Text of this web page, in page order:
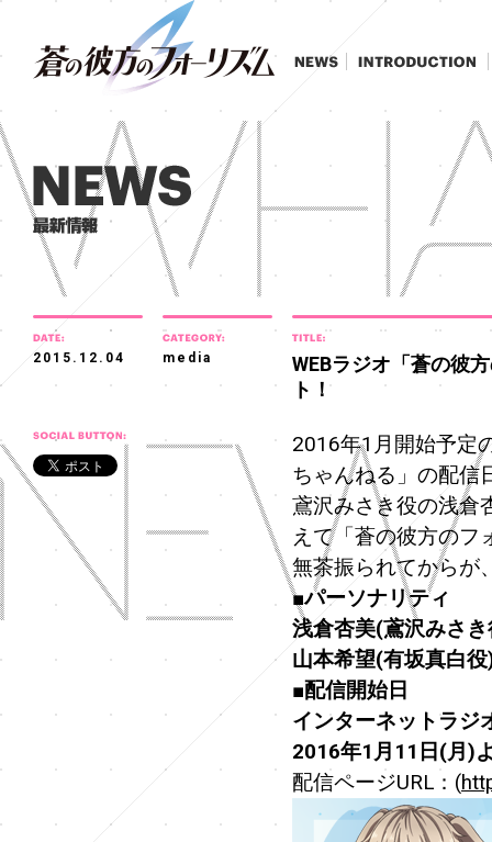
2015.12.04 media
WEBラジオ「蒼の彼
ト！
2016年1月開始予定
ちゃんねる」の配信
鳶沢みさき役の浅倉
えて「蒼の彼方のフ
無茶振られてからが
■パーソナリティ
浅倉杏美(鳶沢みさ
山本希望(有坂真白
■配信開始日
インターネットラジ
2016年1月11日(月)
配信ページURL：(